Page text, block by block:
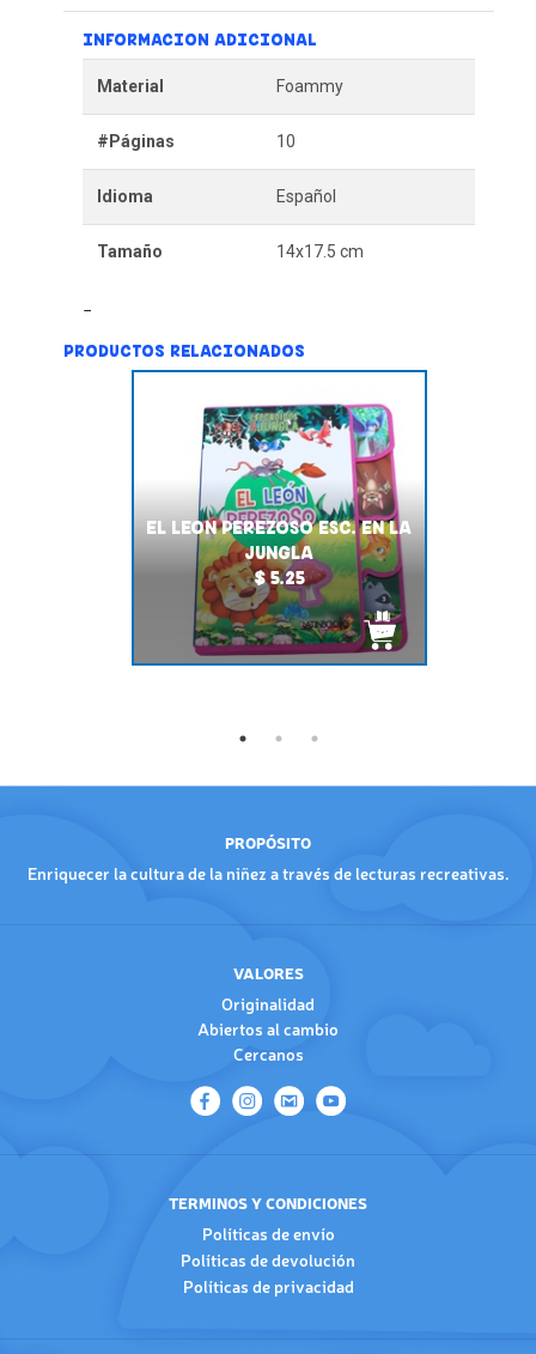
INFORMACION ADICIONAL
Material Foammy
#Páginas 10
Idioma Español
Tamaño 14x17.5 cm
PRODUCTOS RELACIONADOS
EL LEON PEREZOSO ESC. EN LA
JUNGLA
$ 5.25
PROPÓSITO
Enriquecer la cultura de la niñez a través de lecturas recreativas.
VALORES
Originalidad
Abiertos al cambio
Cercanos
TERMINOS Y CONDICIONES
Políticas de envío
Políticas de devolución
Políticas de privacidad